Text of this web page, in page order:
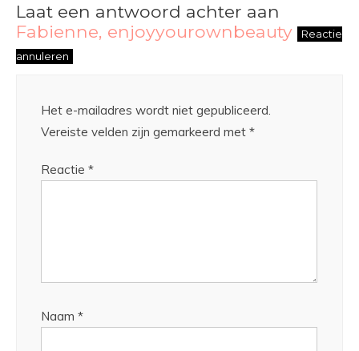
Laat een antwoord achter aan
Fabienne, enjoyyourownbeauty
Reactie
annuleren
Het e-mailadres wordt niet gepubliceerd.
Vereiste velden zijn gemarkeerd met *
Reactie *
Naam *